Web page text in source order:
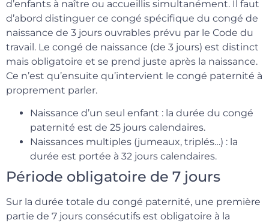
d’enfants à naître ou accueillis simultanément. Il faut
d’abord distinguer ce congé spécifique du congé de
naissance de 3 jours ouvrables prévu par le Code du
travail. Le congé de naissance (de 3 jours) est distinct
mais obligatoire et se prend juste après la naissance.
Ce n’est qu’ensuite qu’intervient le congé paternité à
proprement parler.
Naissance d’un seul enfant : la durée du congé
paternité est de 25 jours calendaires.
Naissances multiples (jumeaux, triplés…) : la
durée est portée à 32 jours calendaires.
Période obligatoire de 7 jours
Sur la durée totale du congé paternité, une première
partie de 7 jours consécutifs est obligatoire à la